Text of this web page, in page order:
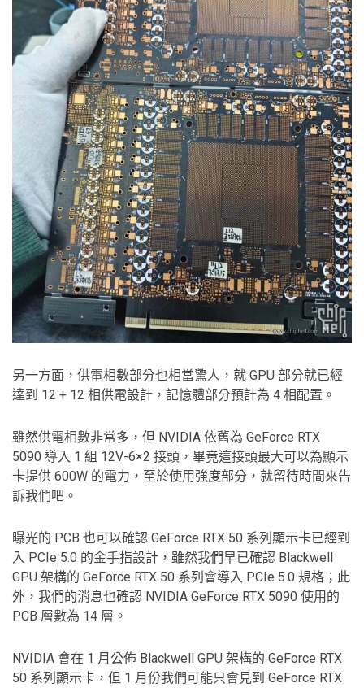
另一方面，供電相數部分也相當驚人，就 GPU 部分就已經
達到 12 + 12 相供電設計，記憶體部分預計為 4 相配置。
雖然供電相數非常多，但 NVIDIA 依舊為 GeForce RTX
5090 導入 1 組 12V-6×2 接頭，畢竟這接頭最大可以為顯示
卡提供 600W 的電力，至於使用強度部分，就留待時間來告
訴我們吧。
曝光的 PCB 也可以確認 GeForce RTX 50 系列顯示卡已經到
入 PCIe 5.0 的金手指設計，雖然我們早已確認 Blackwell
GPU 架構的 GeForce RTX 50 系列會導入 PCIe 5.0 規格；此
外，我們的消息也確認 NVIDIA GeForce RTX 5090 使用的
PCB 層數為 14 層。
NVIDIA 會在 1 月公佈 Blackwell GPU 架構的 GeForce RTX
50 系列顯示卡，但 1 月份我們可能只會見到 GeForce RTX